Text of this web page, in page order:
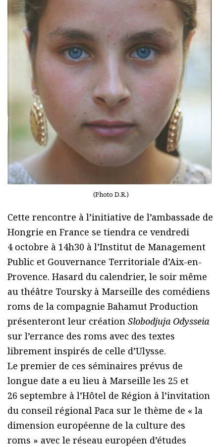
(Photo D.R.)
Cette rencontre à l’initiative de l’ambassade de
Hongrie en France se tiendra ce vendredi
4 octobre à 14h30 à l’Institut de Management
Public et Gouvernance Territoriale d’Aix-en-
Provence. Hasard du calendrier, le soir même
au théâtre Toursky à Marseille des comédiens
roms de la compagnie Bahamut Production
présenteront leur création Slobodjuja Odysseia
sur l’errance des roms avec des textes
librement inspirés de celle d’Ulysse.
Le premier de ces séminaires prévus de
longue date a eu lieu à Marseille les 25 et
26 septembre à l’Hôtel de Région à l’invitation
du conseil régional Paca sur le thème de « la
dimension européenne de la culture des
roms » avec le réseau européen d’études